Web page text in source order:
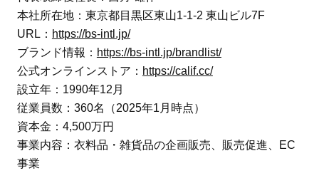
本社所在地：東京都目黒区東山1-1-2 東山ビル7F
URL： https://bs-intl.jp/
ブランド情報： https://bs-intl.jp/brandlist/
公式オンラインストア： https://calif.cc/
設立年：1990年12月
従業員数：360名（2025年1月時点）
資本金：4,500万円
事業内容：衣料品・雑貨品の企画販売、販売促進、EC
事業